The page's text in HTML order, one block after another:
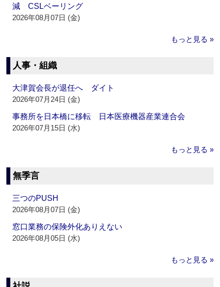
減 CSLベーリング
2026年08月07日 (金)
もっと見る »
人事・組織
大津賀会長が退任へ ダイト
2026年07月24日 (金)
事務所を日本橋に移転 日本医療機器産業連合会
2026年07月15日 (水)
もっと見る »
無季言
三つのPUSH
2026年08月07日 (金)
窓口業務の保険外化ありえない
2026年08月05日 (水)
もっと見る »